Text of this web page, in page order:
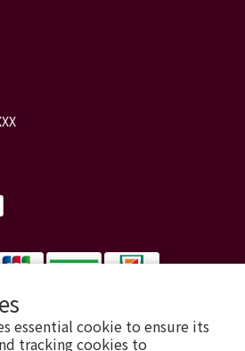
essential cookie to ensure its
tracking cookies to
公司 統一編號：84179325